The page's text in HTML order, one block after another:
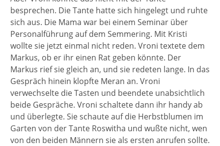
besprechen. Die Tante hatte sich hingelegt und ruhte
sich aus. Die Mama war bei einem Seminar über
Personalführung auf dem Semmering. Mit Kristi
wollte sie jetzt einmal nicht reden. Vroni textete dem
Markus, ob er ihr einen Rat geben könnte. Der
Markus rief sie gleich an, und sie redeten lange. In das
Gespräch hinein klopfte Meran an. Vroni
verwechselte die Tasten und beendete unabsichtlich
beide Gespräche. Vroni schaltete dann ihr handy ab
und überlegte. Sie schaute auf die Herbstblumen im
Garten von der Tante Roswitha und wußte nicht, wen
von den beiden Männern sie als ersten anrufen sollte.